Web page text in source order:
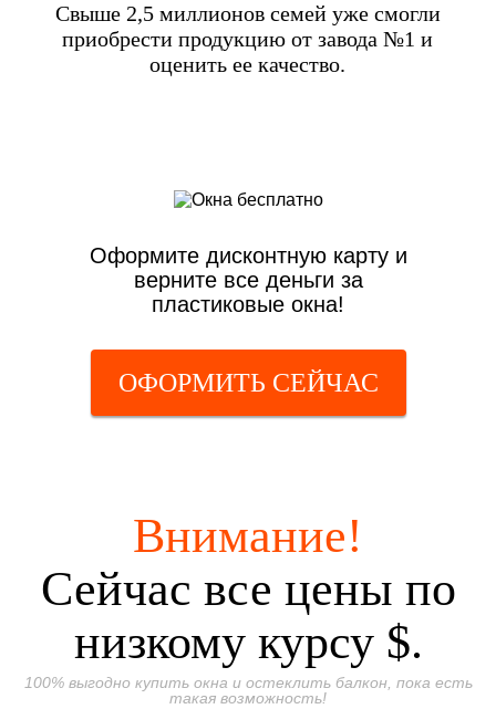
Свыше 2,5 миллионов семей уже смогли
приобрести продукцию от завода №1 и
оценить ее качество.
Оформите дисконтную карту и
верните все деньги за
пластиковые окна!
ОФОРМИТЬ СЕЙЧАС
Внимание!
Сейчас все цены по
низкому курсу $.
100% выгодно купить окна и остеклить балкон, пока есть
такая возможность!